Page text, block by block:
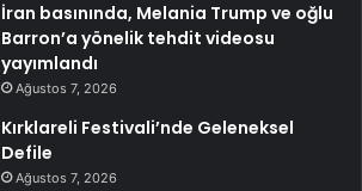
İran basınında, Melania Trump ve oğlu
Barron’a yönelik tehdit videosu
yayımlandı
Ağustos 7, 2026
Kırklareli Festivali’nde Geleneksel
Defile
Ağustos 7, 2026